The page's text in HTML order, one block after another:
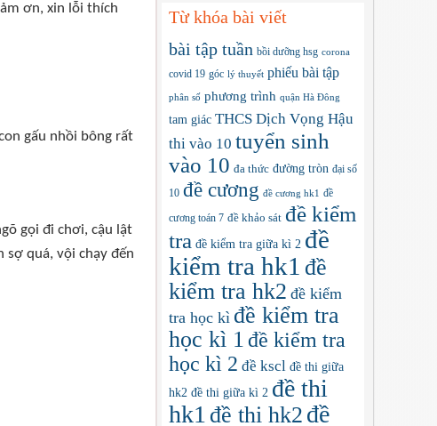
ơn, xin lỗi thích
gấu nhồi bông rất
gọi đi chơi, cậu lật
sợ quá, vội chạy đến
Từ khóa bài viết
bài tập tuần bồi dưỡng hsg corona
covid 19 góc lý thuyết phiếu bài tập
phân số phương trình quận Hà Đông
tam giác THCS Dịch Vọng Hậu
thi vào 10 tuyển sinh
vào 10 đa thức đường tròn đại số
10 đề cương đề cương hk1 đề
cương toán 7 đề khảo sát đề kiểm
tra đề kiểm tra giữa kì 2 đề
kiểm tra hk1 đề
kiểm tra hk2 đề kiểm
tra học kì đề kiểm tra
học kì 1đề kiểm tra
học kì 2 đề kscl đề thi giữa
hk2 đề thi giữa kì 2 đề thi
hk1 đề thi hk2 đề